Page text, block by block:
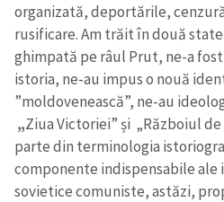
organizată, deportările,
rusificare. Am trăit în două
ghimpată pe râul Prut, ne-a
istoria, ne-au impus o nouă
”moldovenească”, ne-au
„Ziua Victoriei” și „Războiul
parte din terminologia
componente indispensabile ale
sovietice comuniste, astăzi,